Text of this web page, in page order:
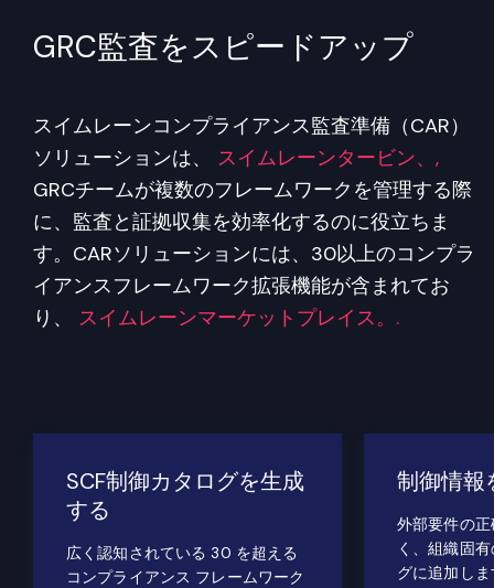
GRC監査をスピードアップ
スイムレーンコンプライアンス監査準備（CAR）
ソリューションは、 スイムレーンタービン、,
GRCチームが複数のフレームワークを管理する際
に、監査と証拠収集を効率化するのに役立ちま
す。CARソリューションには、30以上のコンプラ
イアンスフレームワーク拡張機能が含まれてお
り、 スイムレーンマーケットプレイス。.
SCF制御カタログを生成
する
広く認知されている 30 を超える
コンプライアンス フレームワーク
制御情報
外部要件の
く、組織固
グに追加しま